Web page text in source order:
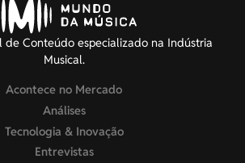
de Conteúdo especializado na Indústria
Musical.
Acontece no Mercado
Análises
Tecnologia & Inovação
Entrevistas